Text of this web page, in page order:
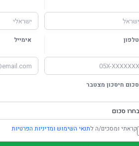
טלפון אימייל
סכום חיסכון מצטבר
קראתי ומסכים/ה לתנאי השימוש ומדיניות הפרטיות